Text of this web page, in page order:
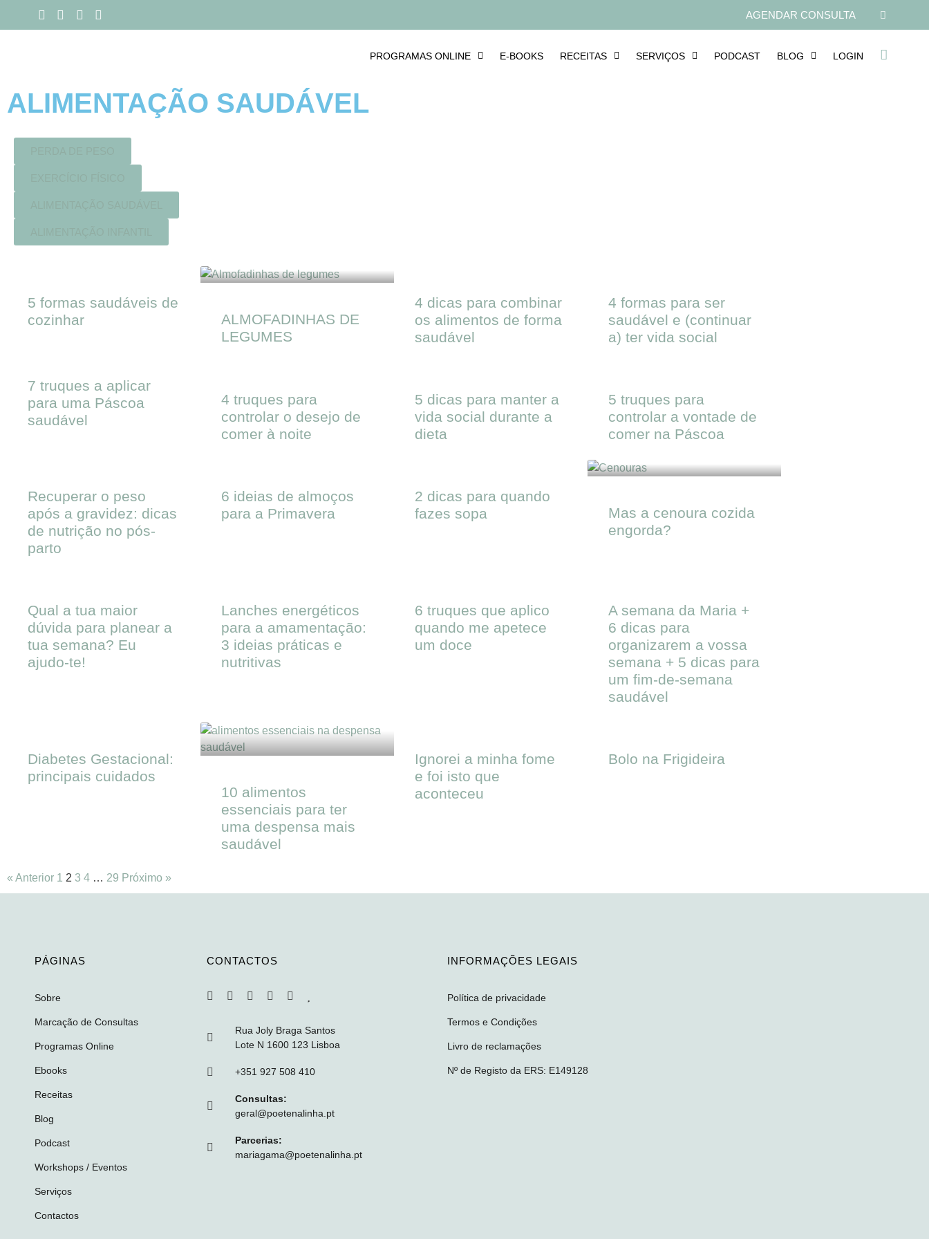
AGENDAR CONSULTA
PROGRAMAS ONLINE E-BOOKS RECEITAS SERVIÇOS PODCAST BLOG LOGIN
ALIMENTAÇÃO SAUDÁVEL
5 formas saudáveis de
cozinhar
ALMOFADINHAS DE
LEGUMES
4 dicas para combinar
os alimentos de forma
saudável
4 formas para ser
saudável e (continuar
a) ter vida social
7 truques a aplicar
para uma Páscoa
saudável
4 truques para
controlar o desejo de
comer à noite
5 dicas para manter a
vida social durante a
dieta
5 truques para
controlar a vontade de
comer na Páscoa
Recuperar o peso
após a gravidez: dicas
de nutrição no pós-
parto
6 ideias de almoços
para a Primavera
2 dicas para quando
fazes sopa
Mas a cenoura cozida
engorda?
Qual a tua maior
dúvida para planear a
tua semana? Eu
ajudo-te!
Lanches energéticos
para a amamentação:
3 ideias práticas e
nutritivas
6 truques que aplico
quando me apetece
um doce
A semana da Maria +
6 dicas para
organizarem a vossa
semana + 5 dicas para
um fim-de-semana
saudável
Diabetes Gestacional:
principais cuidados
10 alimentos
essenciais para ter
uma despensa mais
saudável
Ignorei a minha fome
e foi isto que
aconteceu
Bolo na Frigideira
« Anterior 1 2 3 4 … 29 Próximo »
PÁGINAS
Sobre
Marcação de Consultas
Programas Online
Ebooks
Receitas
Blog
Podcast
Workshops / Eventos
Serviços
Contactos
CONTACTOS
Rua Joly Braga Santos
Lote N 1600 123 Lisboa
+351 927 508 410
Consultas:
geral@poetenalinha.pt
Parcerias:
mariagama@poetenalinha.pt
INFORMAÇÕES LEGAIS
Política de privacidade
Termos e Condições
Livro de reclamações
Nº de Registo da ERS: E149128